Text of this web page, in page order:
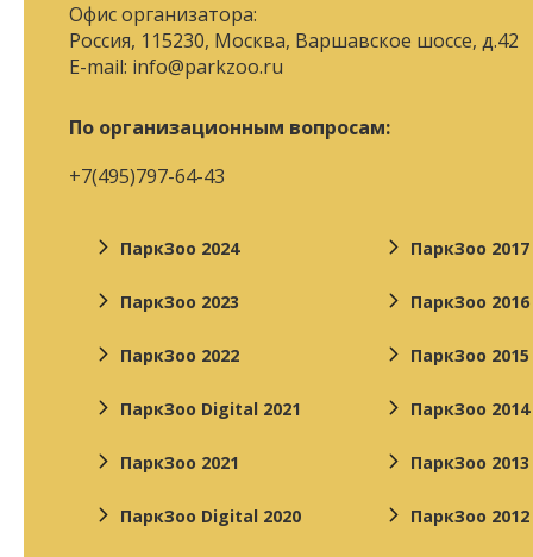
Офис организатора:
Россия, 115230, Москва, Варшавское шоссе, д.42
E-mail: info@parkzoo.ru
По организационным вопросам:
+7(495)797-64-43
ПаркЗоо 2024
ПаркЗоо 2023
ПаркЗоо 2022
ПаркЗоо Digital 2021
ПаркЗоо 2021
ПаркЗоо Digital 2020
ПаркЗоо 2017
ПаркЗоо 2016
ПаркЗоо 2015
ПаркЗоо 2014
ПаркЗоо 2013
ПаркЗоо 2012